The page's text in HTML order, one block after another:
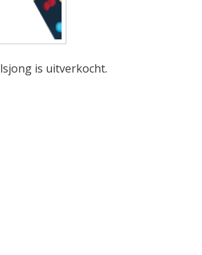
is uitverkocht.